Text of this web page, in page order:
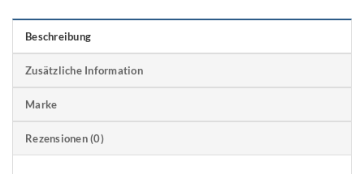
Beschreibung
Zusätzliche Information
Marke
Rezensionen (0)